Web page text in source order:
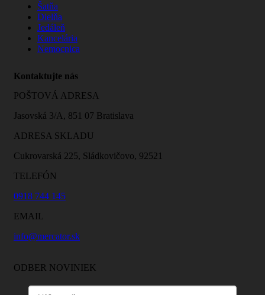
Šatňa
Dielňa
Jedáleň
Kancelária
Nemocnica
Kontaktujte nás
POŠTOVÁ ADRESA
Jasovská 3/A, 851 07 Bratislava
ADRESA SKLADU
Cukrovarská 225, Sládkovičovo, 92521
TELEFÓN
0918 744 145
EMAIL
info@mercator.sk
ODBER NOVINIEK